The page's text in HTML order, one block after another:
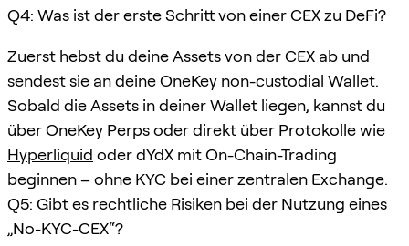
Q4: Was ist der erste Schritt von einer CEX zu DeFi?
Zuerst hebst du deine Assets von der CEX ab und
sendest sie an deine OneKey non-custodial Wallet.
Sobald die Assets in deiner Wallet liegen, kannst du
über OneKey Perps oder direkt über Protokolle wie
Hyperliquid oder dYdX mit On-Chain-Trading
beginnen – ohne KYC bei einer zentralen Exchange.
Q5: Gibt es rechtliche Risiken bei der Nutzung eines
„No-KYC-CEX“?